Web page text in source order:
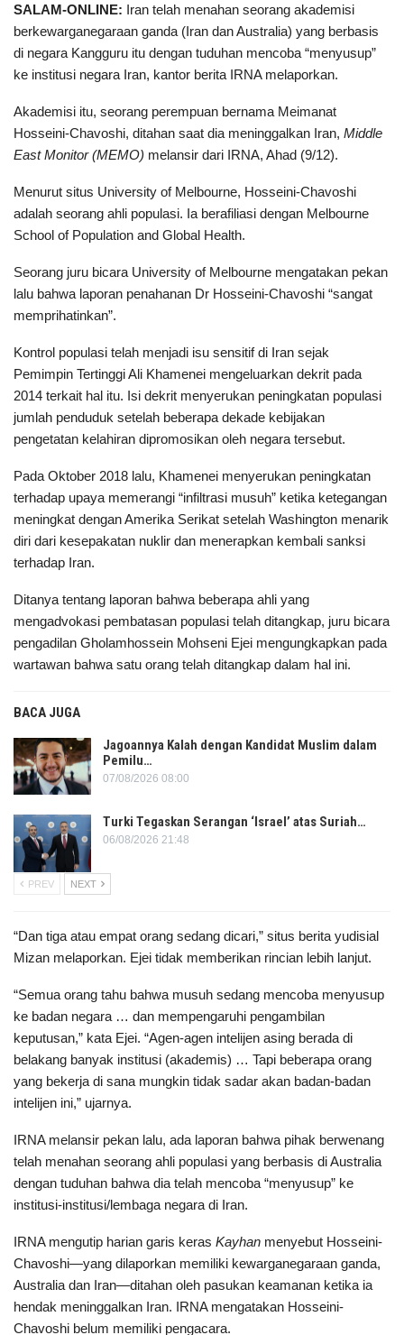
SALAM-ONLINE: Iran telah menahan seorang akademisi
berkewarganegaraan ganda (Iran dan Australia) yang berbasis
di negara Kangguru itu dengan tuduhan mencoba “menyusup”
ke institusi negara Iran, kantor berita IRNA melaporkan.
Akademisi itu, seorang perempuan bernama Meimanat
Hosseini-Chavoshi, ditahan saat dia meninggalkan Iran, Middle
East Monitor (MEMO) melansir dari IRNA, Ahad (9/12).
Menurut situs University of Melbourne, Hosseini-Chavoshi
adalah seorang ahli populasi. Ia berafiliasi dengan Melbourne
School of Population and Global Health.
Seorang juru bicara University of Melbourne mengatakan pekan
lalu bahwa laporan penahanan Dr Hosseini-Chavoshi “sangat
memprihatinkan”.
Kontrol populasi telah menjadi isu sensitif di Iran sejak
Pemimpin Tertinggi Ali Khamenei mengeluarkan dekrit pada
2014 terkait hal itu. Isi dekrit menyerukan peningkatan populasi
jumlah penduduk setelah beberapa dekade kebijakan
pengetatan kelahiran dipromosikan oleh negara tersebut.
Pada Oktober 2018 lalu, Khamenei menyerukan peningkatan
terhadap upaya memerangi “infiltrasi musuh” ketika ketegangan
meningkat dengan Amerika Serikat setelah Washington menarik
diri dari kesepakatan nuklir dan menerapkan kembali sanksi
terhadap Iran.
Ditanya tentang laporan bahwa beberapa ahli yang
mengadvokasi pembatasan populasi telah ditangkap, juru bicara
pengadilan Gholamhossein Mohseni Ejei mengungkapkan pada
wartawan bahwa satu orang telah ditangkap dalam hal ini.
BACA JUGA
Jagoannya Kalah dengan Kandidat Muslim dalam
Pemilu…
07/08/2026 08:00
Turki Tegaskan Serangan ‘Israel’ atas Suriah…
06/08/2026 21:48
PREV NEXT
“Dan tiga atau empat orang sedang dicari,” situs berita yudisial
Mizan melaporkan. Ejei tidak memberikan rincian lebih lanjut.
“Semua orang tahu bahwa musuh sedang mencoba menyusup
ke badan negara … dan mempengaruhi pengambilan
keputusan,” kata Ejei. “Agen-agen intelijen asing berada di
belakang banyak institusi (akademis) … Tapi beberapa orang
yang bekerja di sana mungkin tidak sadar akan badan-badan
intelijen ini,” ujarnya.
IRNA melansir pekan lalu, ada laporan bahwa pihak berwenang
telah menahan seorang ahli populasi yang berbasis di Australia
dengan tuduhan bahwa dia telah mencoba “menyusup” ke
institusi-institusi/lembaga negara di Iran.
IRNA mengutip harian garis keras Kayhan menyebut Hosseini-
Chavoshi—yang dilaporkan memiliki kewarganegaraan ganda,
Australia dan Iran—ditahan oleh pasukan keamanan ketika ia
hendak meninggalkan Iran. IRNA mengatakan Hosseini-
Chavoshi belum memiliki pengacara.